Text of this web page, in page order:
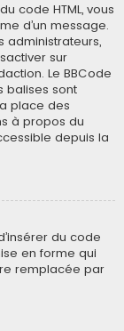
code HTML, vous
d’un message.
administrateurs,
sur
Le BBCode
balises sont
place des
à propos du
depuis la
du code
en forme qui
remplacée par